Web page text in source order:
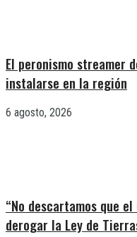
El peronismo streamer
instalarse en la región
6 agosto, 2026
“No descartamos que
derogar la Ley de